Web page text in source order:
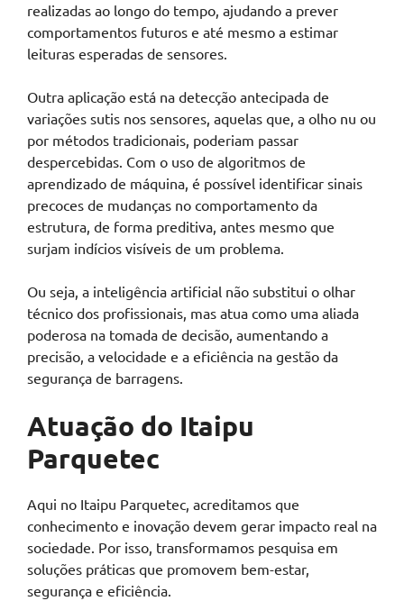
realizadas ao longo do tempo, ajudando a prever
comportamentos futuros e até mesmo a estimar
leituras esperadas de sensores.
Outra aplicação está na detecção antecipada de
variações sutis nos sensores, aquelas que, a olho nu ou
por métodos tradicionais, poderiam passar
despercebidas. Com o uso de algoritmos de
aprendizado de máquina, é possível identificar sinais
precoces de mudanças no comportamento da
estrutura, de forma preditiva, antes mesmo que
surjam indícios visíveis de um problema.
Ou seja, a inteligência artificial não substitui o olhar
técnico dos profissionais, mas atua como uma aliada
poderosa na tomada de decisão, aumentando a
precisão, a velocidade e a eficiência na gestão da
segurança de barragens.
Atuação do Itaipu
Parquetec
Aqui no Itaipu Parquetec, acreditamos que
conhecimento e inovação devem gerar impacto real na
sociedade. Por isso, transformamos pesquisa em
soluções práticas que promovem bem-estar,
segurança e eficiência.